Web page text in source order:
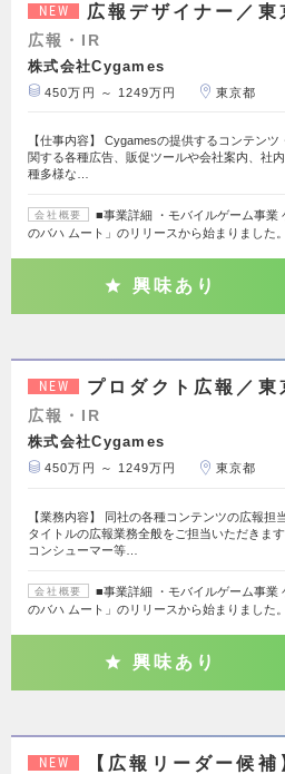
NEW 広報デザイナー／東
広報・IR
株式会社Cygames
450万円 ～ 1249万円 東京都
【仕事内容】 Cygamesの提供するコンテンツ
関する各種広告、販促ツールや会社案内、社
種多様な…
会社概要
■事業詳細 ・モバイルゲーム事業
のバハ ムート」のリリースから始まりました
興味あり
NEW プロダクト広報／東
広報・IR
株式会社Cygames
450万円 ～ 1249万円 東京都
【業務内容】 同社の各種コンテンツの広報担
タイトルの広報業務全般をご担当いただきます
コンシューマー等…
会社概要
■事業詳細 ・モバイルゲーム事業
のバハ ムート」のリリースから始まりました
興味あり
NEW
【広報リーダー候